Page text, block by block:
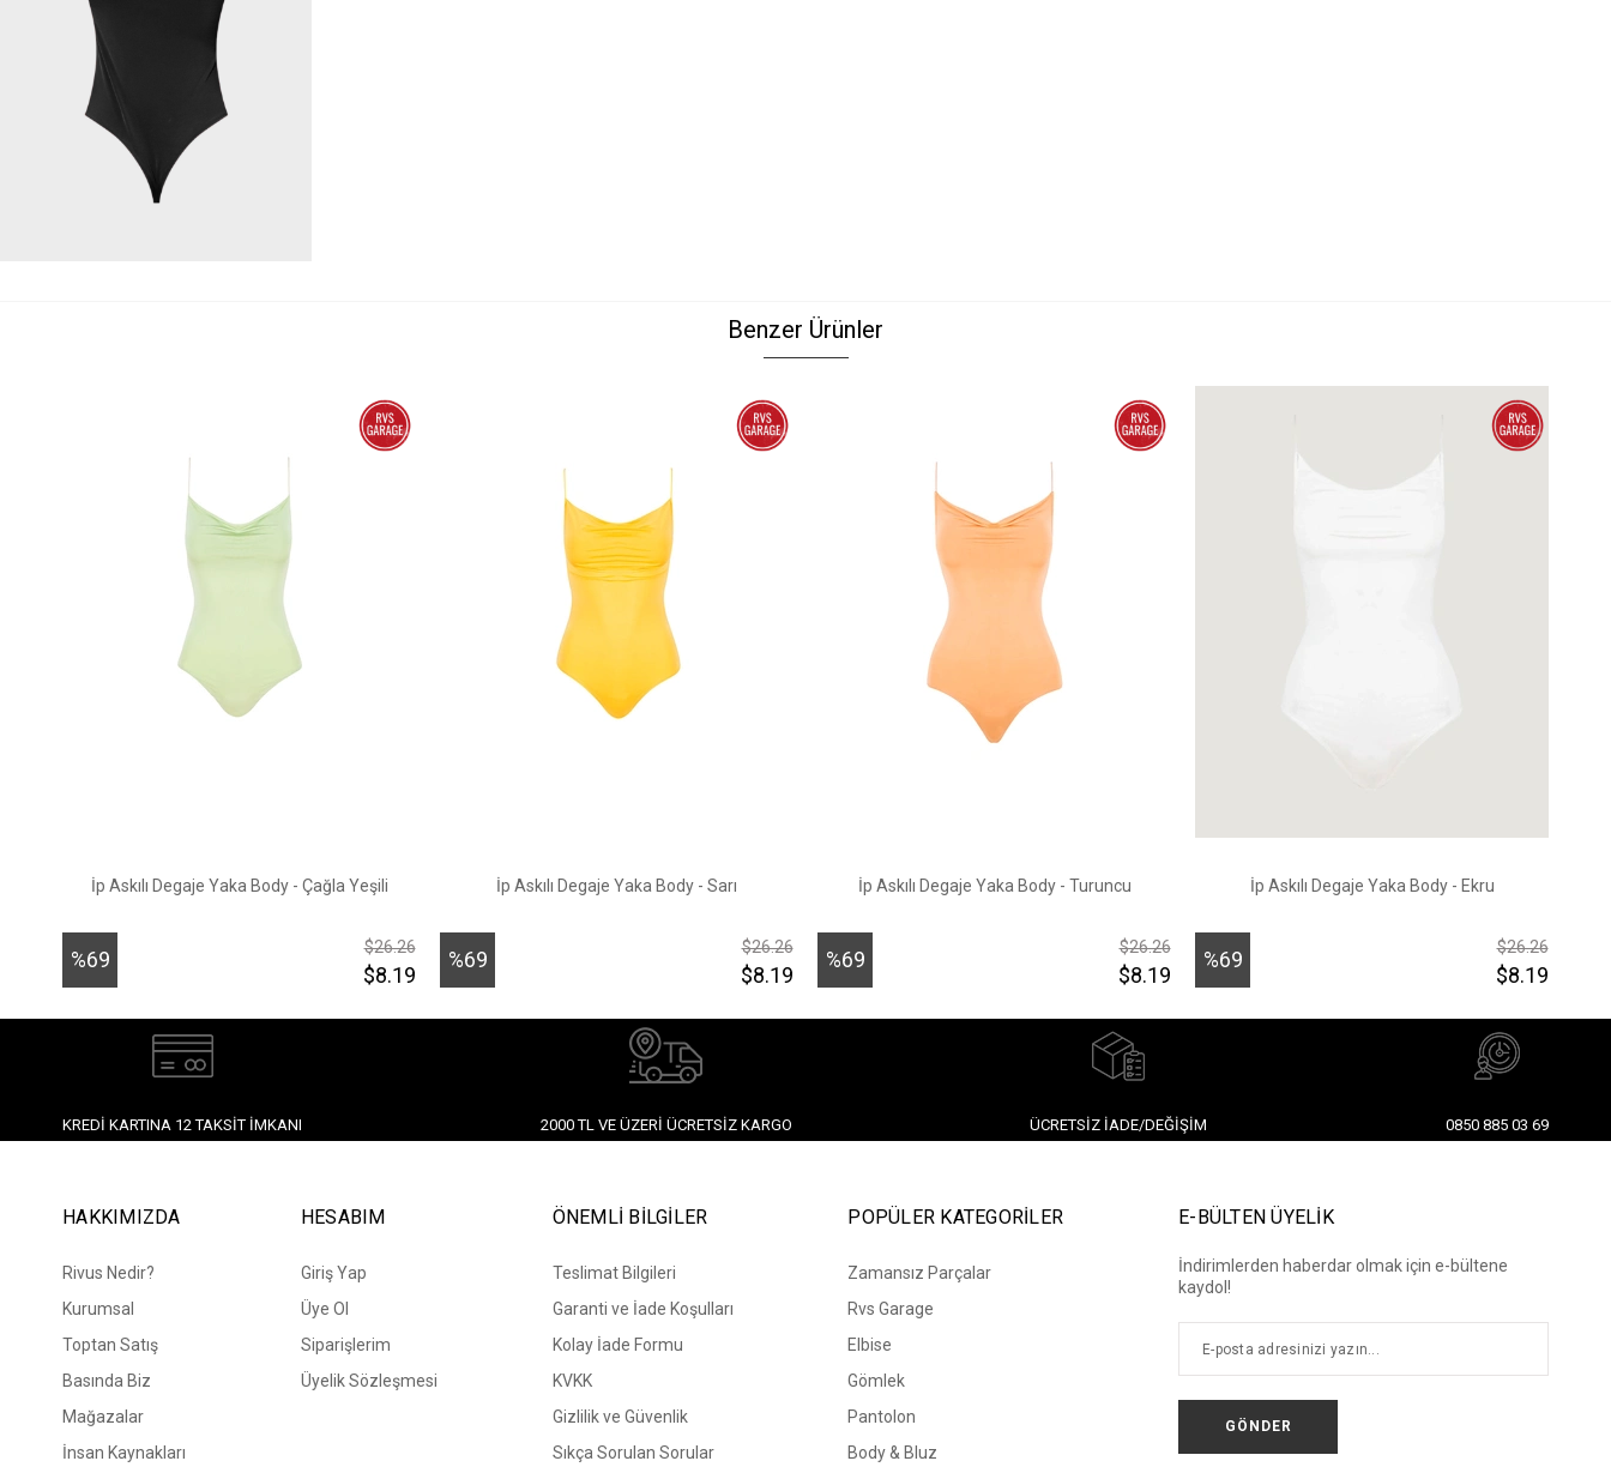
Benzer Ürünler
İp Askılı Degaje Yaka Body - Çağla Yeşili
%69
İndirim
$8.19
$26.26
İp Askılı Degaje Yaka Body - Sarı
%69
İndirim
$8.19
$26.26
İp Askılı Degaje Yaka Body - Turuncu
%69
İndirim
$8.19
$26.26
İp Askılı Degaje Yaka Body - Ekru
%69
İndirim
$8.19
$26.26
KREDI KARTINA 12 TAKSIT İMKANI 2000 TL VE ÜZERI ÜCRETSIZ KARGO ÜCRETSIZ İADE/DEĞIŞIM 0850 885 03 69
HAKKIMIZDA
Rivus Nedir?
Kurumsal
Toptan Satış
Basında Biz
Mağazalar
İnsan Kaynakları
HESABIM
Giriş Yap
Üye Ol
Siparişlerim
Üyelik Sözleşmesi
ÖNEMLİ BİLGİLER
Teslimat Bilgileri
Garanti ve İade Koşulları
Kolay İade Formu
KVKK
Gizlilik ve Güvenlik
Sıkça Sorulan Sorular
POPÜLER KATEGORİLER
Zamansız Parçalar
Rvs Garage
Elbise
Gömlek
Pantolon
Body & Bluz
E-BÜLTEN ÜYELİK
İndirimlerden haberdar olmak için e-bültene
kaydol!
GÖNDER